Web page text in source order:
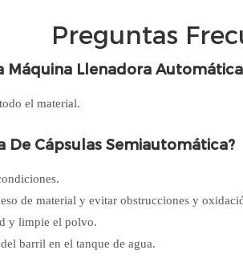
Preguntas
Máquina Llenadora
el material.
De Cápsulas Semiautomática?
de material y evitar obstrucciones y
y limpie el polvo.
barril en el tanque de agua.